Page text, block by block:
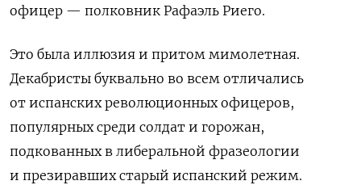
офицер — полковник Рафаэль Риего.
Это была иллюзия и притом мимолетная.
Декабристы буквально во всем отличались
от испанских революционных офицеров,
популярных среди солдат и горожан,
подкованных в либеральной фразеологии
и презиравших старый испанский режим.